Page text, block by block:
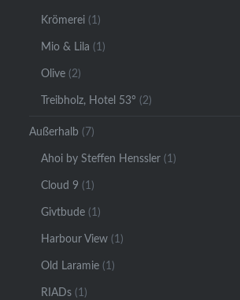
Krömerei (1)
Mio & Lila (1)
Olive (2)
Treibholz, Hotel 53° (2)
Außerhalb (7)
Ahoi by Steffen Henssler (1)
Cloud 9 (1)
Givtbude (1)
Harbour View (1)
Old Laramie (1)
RIADs (1)